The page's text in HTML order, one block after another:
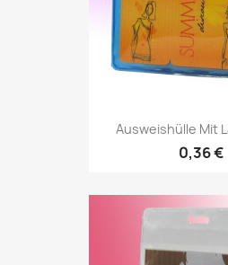
Ausweishülle Mit
0,36 €